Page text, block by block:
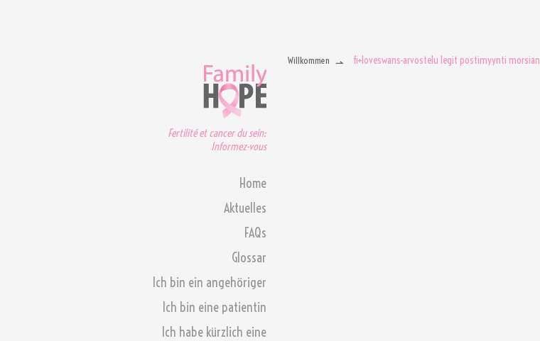
Fertilité et cancer du sein:
Informez-vous
Home
Aktuelles
FAQs
Glossar
Ich bin ein angehöriger
Ich bin eine patientin
Ich habe kürzlich eine
Willkommen fi+loveswans-arvostelu legit postimyynti morsian